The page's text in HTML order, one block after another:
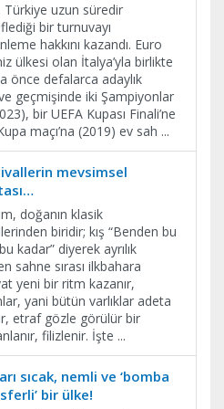
Türkiye uzun süredir
bir turnuvayı
hakkını kazandı. Euro
ülkesi olan İtalya’yla birlikte
önce defalarca adaylık
geçmişinde iki Şampiyonlar
bir UEFA Kupası Finali’ne
maçı’na (2019) ev sah ...
mevsimsel
doğanın klasik
biridir; kış “Benden bu
bu kadar” diyerek ayrılık
sahne sırası ilkbahara
yeni bir ritm kazanır,
yani bütün varlıklar adeta
etraf gözle görülür bir
filizlenir. İşte ...
sıcak, nemli ve ‘bomba
bir ülke!